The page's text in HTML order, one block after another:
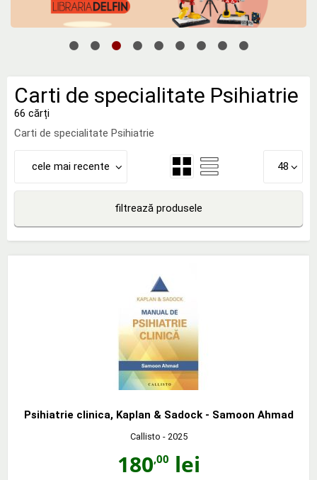
Carti de specialitate Psihiatrie
66 cărți
Carti de specialitate Psihiatrie
cele mai recente 48
filtrează produsele
Psihiatrie clinica, Kaplan & Sadock - Samoon Ahmad
Callisto - 2025
180,00 lei